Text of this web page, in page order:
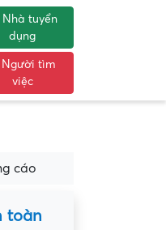
tuyển
dụng
Người tìm
việc
cáo
toàn